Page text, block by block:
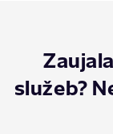
služeb?